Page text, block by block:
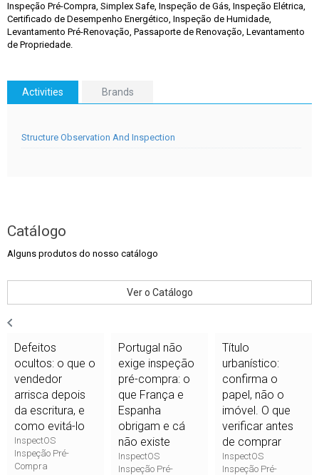
Inspeção Pré-Compra, Simplex Safe, Inspeção de Gás, Inspeção Elétrica,
Certificado de Desempenho Energético, Inspeção de Humidade,
Levantamento Pré-Renovação, Passaporte de Renovação, Levantamento
de Propriedade.
Activities Brands
Structure Observation And Inspection
Catálogo
Alguns produtos do nosso catálogo
Ver o Catálogo
Defeitos
ocultos: o que o
vendedor
arrisca depois
da escritura, e
como evitá-lo
InspectOS
Inspeção Pré-
Compra
Portugal não
exige inspeção
pré-compra: o
que França e
Espanha
obrigam e cá
não existe
InspectOS
Inspeção Pré-
Título
urbanístico:
confirma o
papel, não o
imóvel. O que
verificar antes
de comprar
InspectOS
Inspeção Pré-